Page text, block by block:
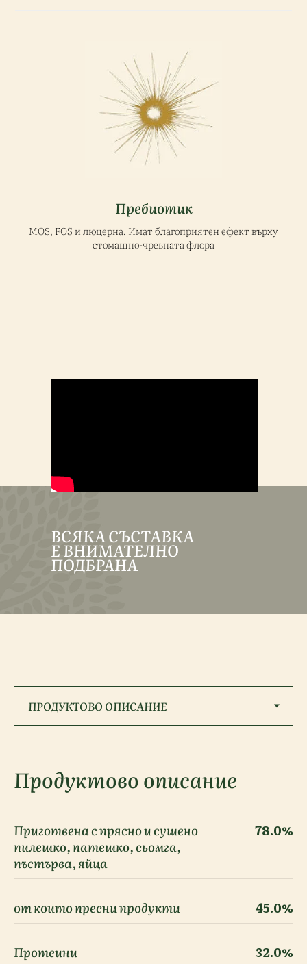
Пребиотик
MOS, FOS и люцерна. Имат благоприятен ефект върху
стомашно-чревната флора
ВСЯКА СЪСТАВКА
Е ВНИМАТЕЛНО
ПОДБРАНА
Продуктово описание
Приготвена с прясно и сушено
пилешко, патешко, сьомга,
пъстърва, яйца
78.0%
от които пресни продукти 45.0%
Протеини 32.0%